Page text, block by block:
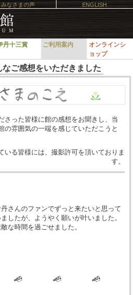
ENGLISH
みなさまの声
丹十三賞 ご利用案内
オンラインシ
ョップ
ご感想をいただきました
さった皆様に館の感想をお聞きし、当
の雰囲気の一端を感じていただこうと
いる皆様には、撮影許可を頂いておりま
す。
さんのファンでずっと来たいと思って
ましたが、ようやく願いが叶いました。
な時間を過ごせました。